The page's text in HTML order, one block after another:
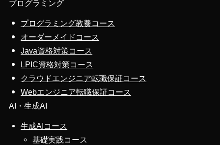
プログラミング
プログラミング教養コース
オーダーメイドコース
Java資格対策コース
LPIC資格対策コース
クラウドエンジニア転職保証コース
Webエンジニア転職保証コース
AI・生成AI
生成AIコース
基礎実践コース